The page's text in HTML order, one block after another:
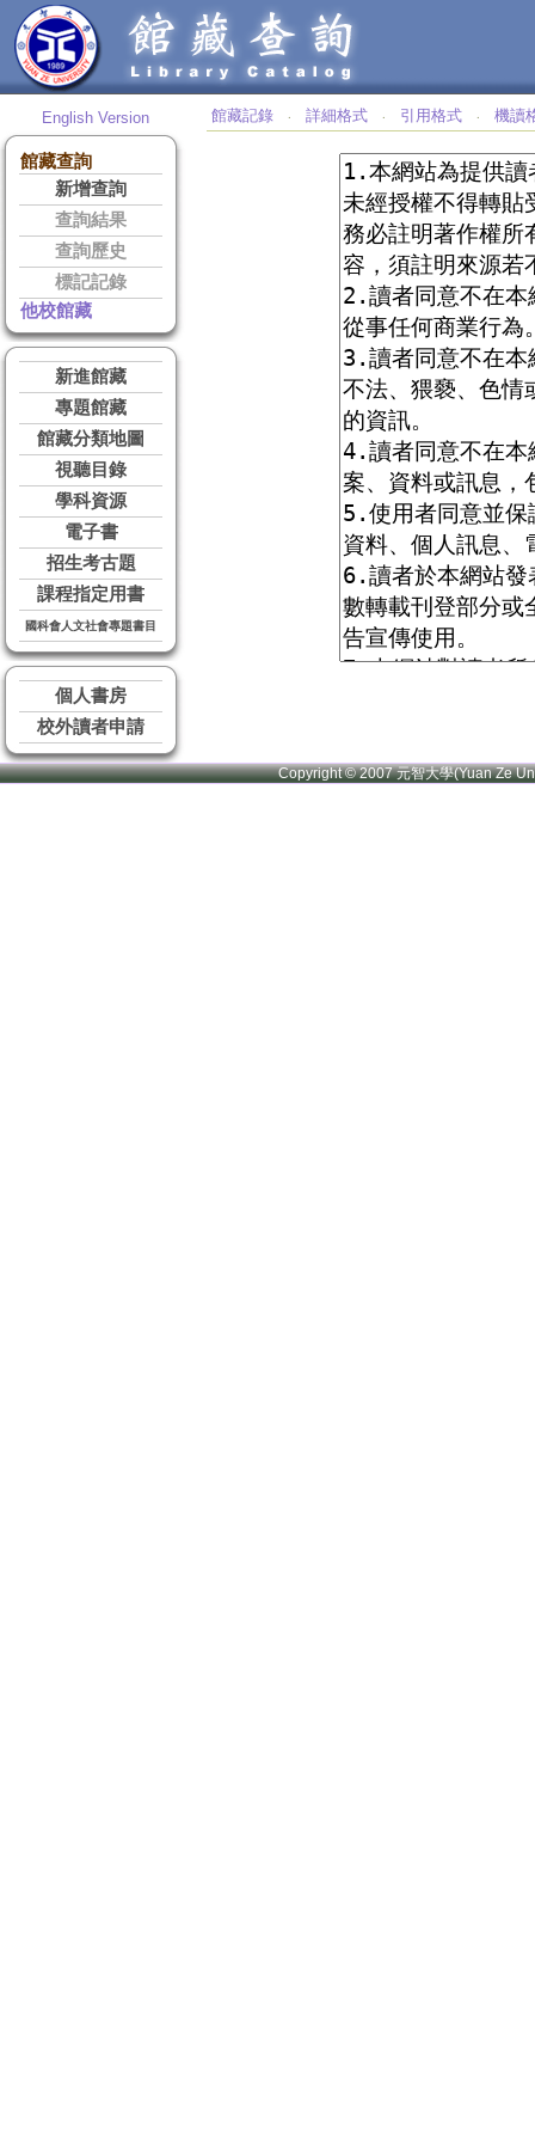
English Version
館藏查詢
新增查詢
查詢結果
查詢歷史
標記記錄
他校館藏
新進館藏
專題館藏
館藏分類地圖
視聽目錄
學科資源
電子書
招生考古題
課程指定用書
國科會人文社會專題書目
個人書房
校外讀者申請
館藏記錄 ‧ 詳細格式 ‧ 引用格式 ‧ 機讀
Copyright © 2007 元智大學(Yuan Ze